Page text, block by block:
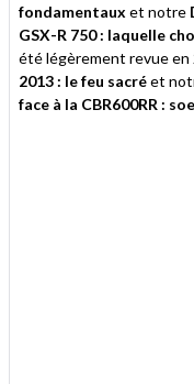
fondamentaux et notre
GSX-R 750 : laquelle
été légèrement revue en
2013 : le feu sacréet
face à la CBR600RR :